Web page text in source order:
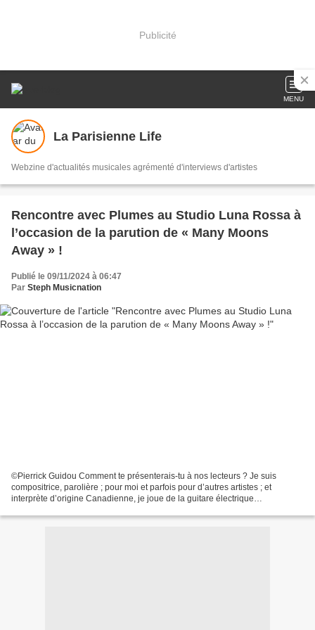
Publicité
MENU
La Parisienne Life
Webzine d'actualités musicales agrémenté d'interviews d'artistes
Rencontre avec Plumes au Studio Luna Rossa à
l’occasion de la parution de « Many Moons
Away » !
Publié le 09/11/2024 à 06:47
Par Steph Musicnation
©Pierrick Guidou Comment te présenterais-tu à nos lecteurs ? Je suis
compositrice, parolière ; pour moi et parfois pour d’autres artistes ; et
interprète d’origine Canadienne, je joue de la guitare électrique